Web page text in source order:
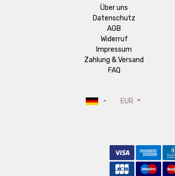
Über uns
Datenschutz
AGB
Widerruf
Impressum
Zahlung & Versand
FAQ
EUR